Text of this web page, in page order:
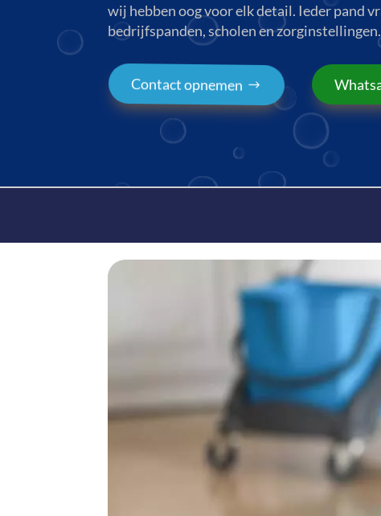
wij hebben oog voor elk detail. Ieder pand
bedrijfspanden, scholen en
Contact opnemen